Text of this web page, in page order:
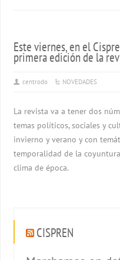
Este viernes, en el
primera edición de la
centrodo NOVEDADES
La revista va a tener dos
temas políticos, sociales y
invierno y verano y con
temporalidad de la
clima de época.
CISPREN